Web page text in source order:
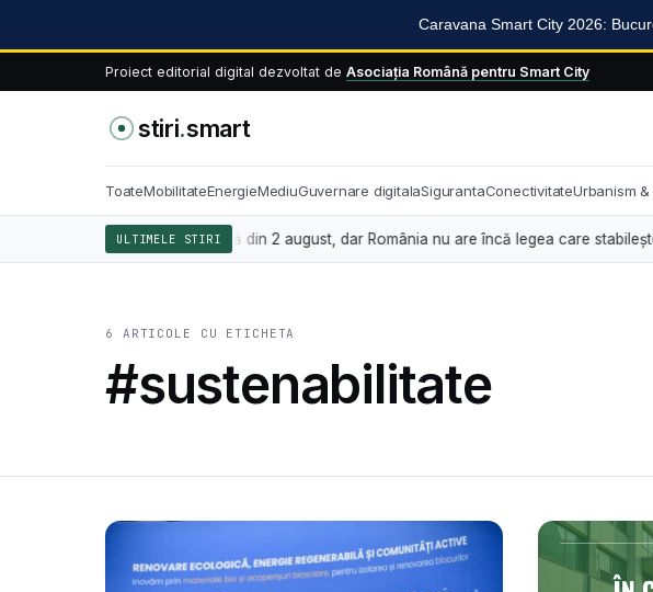
Caravana Smart City 2026:
Proiect editorial digital dezvoltat de Asociația Română pentru Smart City
stiri.smart
ToateMobilitateEnergieMediuGuvernare digitalaSigurantaConectivitateUrbanism
ULTIMELE STIRI
artificială se aplică din 2 august, dar România nu are încă legea care stabilește
6 ARTICOLE CU ETICHETA
#sustenabilitate